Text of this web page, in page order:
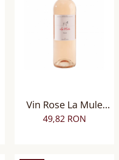
Vin Rose La Mule
Syrah, sec
49,82 RON